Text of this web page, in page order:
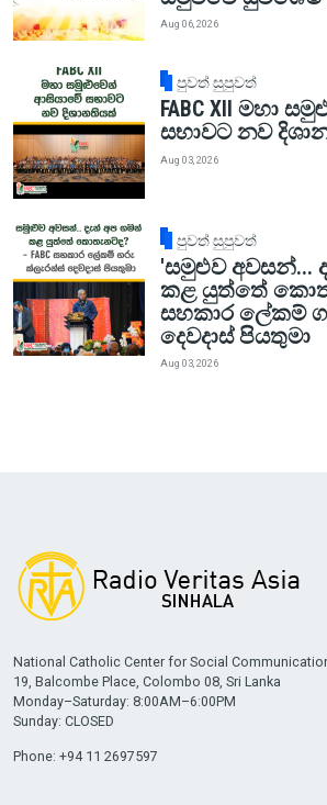
Aug 06, 2026
පුවත් සුපුවත්
FABC XII මහා
සභාවට නව
Aug 03, 2026
පුවත් සුපුවත්
'සමුළුව අවසන්...
කළ යුත්තේ
සහකාර ලේකම්
දෙවදාස් පියතුමා
Aug 03, 2026
National Catholic Center for Social
19, Balcombe Place, Colombo 08, Sri Lanka
Monday–Saturday: 8:00AM–6:00PM
Sunday: CLOSED
Phone: +94 11 2697597